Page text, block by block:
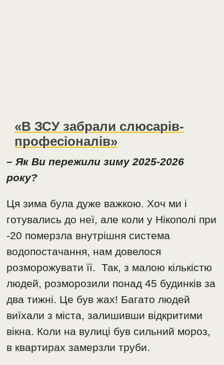
«В ЗСУ забрали слюсарів-
професіоналів»
– Як Ви пережили зиму 2025-2026
року?
Ця зима була дуже важкою. Хоч ми і
готувались до неї, але коли у Нікополі при
-20 померзла внутрішня система
водопостачання, нам довелося
розморожувати її. Так, з малою кількістю
людей, розморозили понад 45 будинків за
два тижні. Це був жах! Багато людей
виїхали з міста, залишивши відкритими
вікна. Коли на вулиці був сильний мороз,
в квартирах замерзли труби.